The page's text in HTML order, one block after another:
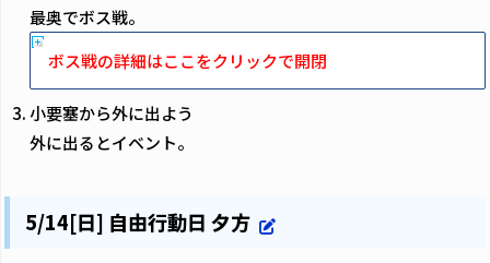
最奥でボス戦。
ボス戦の詳細はここをクリックで開閉
小要塞から外に出よう
外に出るとイベント。
5/14[日] 自由行動日 夕方